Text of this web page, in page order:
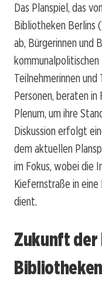
Das Planspiel, das
Bibliotheken Berlins
ab, Bürgerinnen und
kommunalpolitischen
Teilnehmerinnen und
Personen, beraten
Plenum, um ihre
Diskussion erfolgt
dem aktuellen
im Fokus, wobei die
Kiefernstraße in eine
dient.
Zukunft der
Bibliotheken